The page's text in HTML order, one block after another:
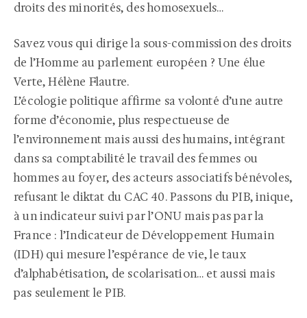
droits des minorités, des homosexuels…
Savez vous qui dirige la sous-commission des droits
de l’Homme au parlement européen ? Une élue
Verte, Hélène Flautre.
L’écologie politique affirme sa volonté d’une autre
forme d’économie, plus respectueuse de
l’environnement mais aussi des humains, intégrant
dans sa comptabilité le travail des femmes ou
hommes au foyer, des acteurs associatifs bénévoles,
refusant le diktat du CAC 40. Passons du PIB, inique,
à un indicateur suivi par l’ONU mais pas par la
France : l’Indicateur de Développement Humain
(IDH) qui mesure l’espérance de vie, le taux
d’alphabétisation, de scolarisation… et aussi mais
pas seulement le PIB.